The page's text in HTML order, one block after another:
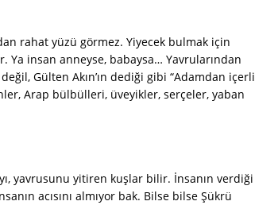
rahat yüzü görmez. Yiyecek bulmak için
Ya insan anneyse, babaysa… Yavrularından
Gülten Akın’ın dediği gibi “Adamdan içerli
Arap bülbülleri, üveyikler, serçeler, yaban
yavrusunu yitiren kuşlar bilir. İnsanın verdiği
acısını almıyor bak. Bilse bilse Şükrü